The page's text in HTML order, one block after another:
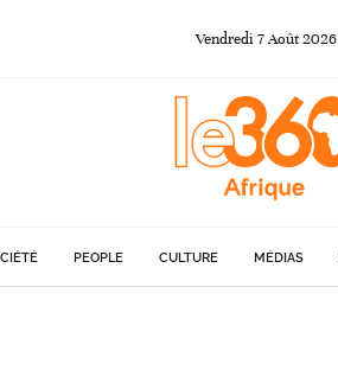
Vendredi 7Août 2026
PEOPLE CULTURE MÉDIAS